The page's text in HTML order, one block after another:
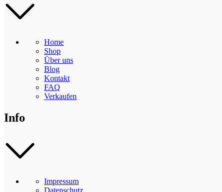
Home
Shop
Über uns
Blog
Kontakt
FAQ
Verkaufen
Info
Impressum